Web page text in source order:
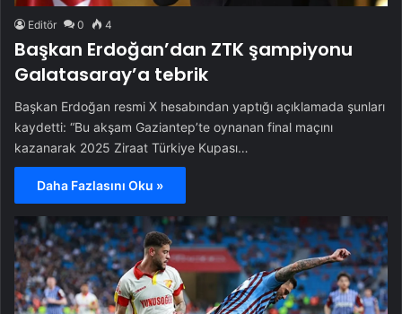
Editör 0 4
Başkan Erdoğan’dan ZTK şampiyonu
Galatasaray’a tebrik
Başkan Erdoğan resmi X hesabından yaptığı açıklamada şunları
kaydetti: “Bu akşam Gaziantep’te oynanan final maçını
kazanarak 2025 Ziraat Türkiye Kupası…
Daha Fazlasını Oku »